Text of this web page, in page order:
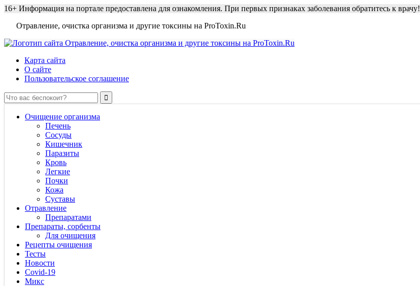
16+ Информация на портале предоставлена для ознакомления. При первых признаках заболевания обратитесь к врачу!
Отравление, очистка организма и другие токсины на ProToxin.Ru
Карта сайта
О сайте
Пользовательское соглашение
Очищение организма
Печень
Сосуды
Кишечник
Паразиты
Кровь
Легкие
Почки
Кожа
Суставы
Отравление
Препаратами
Препараты, сорбенты
Для очищения
Рецепты очищения
Тесты
Новости
Covid-19
Микс